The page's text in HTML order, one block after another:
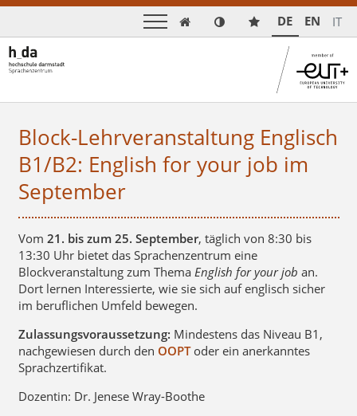
 DE EN IT
Block-Lehrveranstaltung Englisch
B1/B2: English for your job im
September
Vom 21. bis zum 25. September, täglich von 8:30 bis
13:30 Uhr bietet das Sprachenzentrum eine
Blockveranstaltung zum Thema English for your job an.
Dort lernen Interessierte, wie sie sich auf englisch sicher
im beruflichen Umfeld bewegen.
Zulassungsvoraussetzung: Mindestens das Niveau B1,
nachgewiesen durch den OOPToder ein anerkanntes
Sprachzertifikat.
Dozentin: Dr. Jenese Wray-Boothe